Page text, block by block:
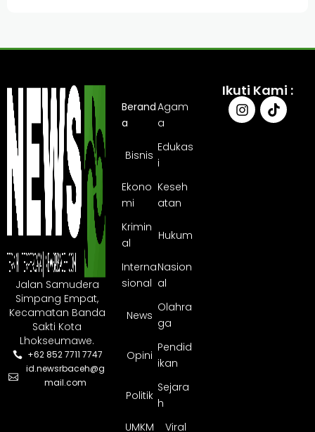
Jalan Samudera
Simpang Empat,
Kecamatan Banda
Sakti Kota
Lhokseumawe.
+62 852 7711 7747
id.newsrbaceh@g
mail.com
Berand
a
Agam
a
Bisnis
Edukas
i
Ekono
mi
Keseh
atan
Krimin
al
Hukum
Interna
sional
Nasion
al
News
Olahra
ga
Opini
Pendid
ikan
Politik
Sejara
h
UMKM
Viral
Ikuti Kami :